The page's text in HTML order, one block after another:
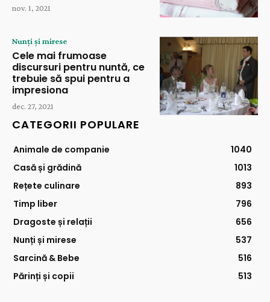
nov. 1, 2021
Nunți și mirese
Cele mai frumoase
discursuri pentru nuntă, ce
trebuie să spui pentru a
impresiona
dec. 27, 2021
CATEGORII POPULARE
Animale de companie
1040
Casă și grădină
1013
Rețete culinare
893
Timp liber
796
Dragoste și relații
656
Nunți și mirese
537
Sarcină & Bebe
516
Părinți și copii
513